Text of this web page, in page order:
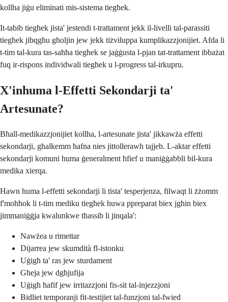
kollha jiġu eliminati mis-sistema tiegħek.
It-tabib tiegħek jista' jestendi t-trattament jekk il-livelli tal-parassiti
tiegħek jibqgħu għoljin jew jekk tiżviluppa kumplikazzjonijiet. Afda li
t-tim tal-kura tas-saħħa tiegħek se jaġġusta l-pjan tat-trattament ibbażat
fuq ir-rispons individwali tiegħek u l-progress tal-irkupru.
X'inhuma l-Effetti Sekondarji ta'
Artesunate?
Bħall-medikazzjonijiet kollha, l-artesunate jista' jikkawża effetti
sekondarji, għalkemm ħafna nies jittollerawh tajjeb. L-aktar effetti
sekondarji komuni huma ġeneralment ħfief u maniġġabbli bil-kura
medika xierqa.
Hawn huma l-effetti sekondarji li tista' tesperjenza, filwaqt li żżomm
f'moħħok li t-tim mediku tiegħek huwa ppreparat biex jgħin biex
jimmaniġġja kwalunkwe tħassib li jinqala':
Nawżea u rimettar
Dijarrea jew skumdità fl-istonku
Uġigħ ta' ras jew sturdament
Għeja jew dgħjufija
Uġigħ ħafif jew irritazzjoni fis-sit tal-injezzjoni
Bidliet temporanji fit-testijiet tal-funzjoni tal-fwied